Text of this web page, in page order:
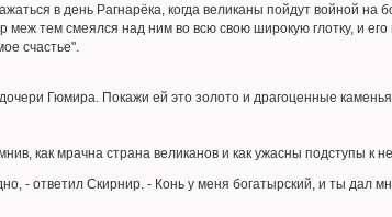
в день Рагнарёка, когда великаны пойдут войной на
тем смеялся над ним во всю свою широкую глотку, и его
счастье".
Гюмира. Покажи ей это золото и драгоценные
как мрачна страна великанов и как ужасны подступы к
- ответил Скирнир. - Конь у меня богатырский, и ты дал